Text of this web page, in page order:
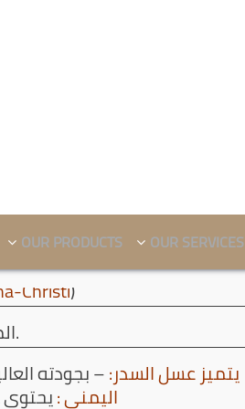
OUR PRODUCTS OUR SERVICES
Christi)
المنتشر في منطقتي العصيمات وبني قيس.
-يتميز عسل السدر:– بجودته
اليمني :يحتوي